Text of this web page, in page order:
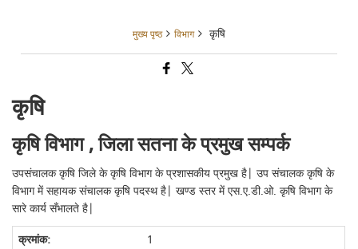
मुख्य पृष्ठ विभाग कृषि
कृषि
कृषि विभाग , जिला सतना के प्रमुख सम्पर्क
उपसंचालक कृषि जिले के कृषि विभाग के प्रशासकीय प्रमुख है| उप संचालक कृषि के
विभाग में सहायक संचालक कृषि पदस्थ है| खण्ड स्तर में एस.ए.डी.ओ. कृषि विभाग के
सारे कार्य सँभालते है|
1